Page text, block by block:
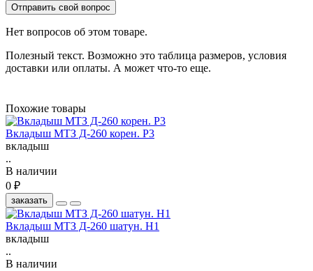
Отправить свой вопрос
Нет вопросов об этом товаре.
Полезный текст. Возможно это таблица размеров, условия
доставки или оплаты. А может что-то еще.
Похожие товары
Вкладыш МТЗ Д-260 корен. Р3
вкладыш
..
В наличии
0 ₽
заказать
Вкладыш МТЗ Д-260 шатун. Н1
вкладыш
..
В наличии